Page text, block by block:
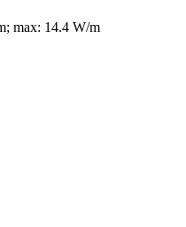
max: 14.4 W/m